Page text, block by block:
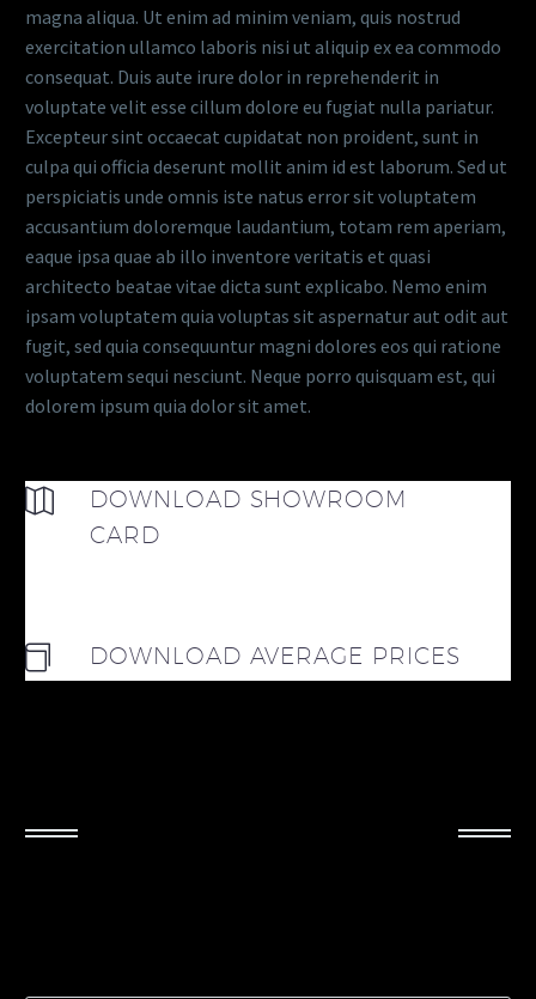
magna aliqua. Ut enim ad minim veniam, quis nostrud
exercitation ullamco laboris nisi ut aliquip ex ea commodo
consequat. Duis aute irure dolor in reprehenderit in
voluptate velit esse cillum dolore eu fugiat nulla pariatur.
Excepteur sint occaecat cupidatat non proident, sunt in
culpa qui officia deserunt mollit anim id est laborum. Sed ut
perspiciatis unde omnis iste natus error sit voluptatem
accusantium doloremque laudantium, totam rem aperiam,
eaque ipsa quae ab illo inventore veritatis et quasi
architecto beatae vitae dicta sunt explicabo. Nemo enim
ipsam voluptatem quia voluptas sit aspernatur aut odit aut
fugit, sed quia consequuntur magni dolores eos qui ratione
voluptatem sequi nesciunt. Neque porro quisquam est, qui
dolorem ipsum quia dolor sit amet.
DOWNLOAD SHOWROOM
CARD
DOWNLOAD AVERAGE PRICES